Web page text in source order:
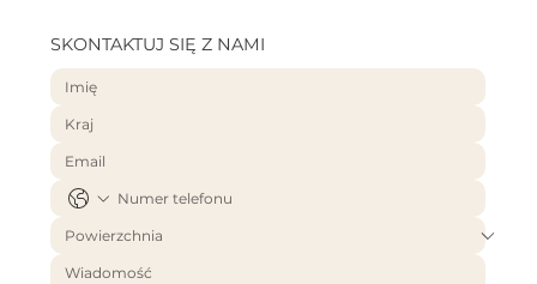
SKONTAKTUJ SIĘ Z NAMI